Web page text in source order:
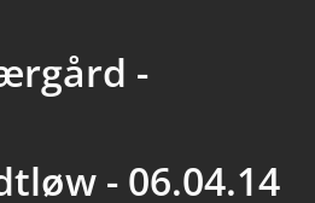
-
- 06.04.14